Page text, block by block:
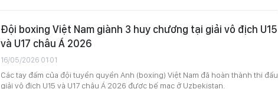
Đội boxing Việt Nam giành 3 huy chương tại giải vô địch U15
và U17 châu Á 2026
16/05/2026 01:01
Các tay đấm của đội tuyển quyền Anh (boxing) Việt Nam đã hoàn thành thi đấu
giải vô địch U15 và U17 châu Á 2026 được bế mạc ở Uzbekistan.